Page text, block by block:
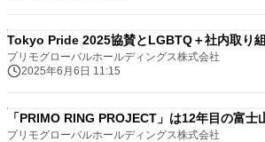
Tokyo Pride 2025協賛とLGBTQ＋社内取り
プリモグローバルホールディングス株式会社
2025年6月6日 11:15
「PRIMO RING PROJECT」は12年目の富士
プリモグローバルホールディングス株式会社